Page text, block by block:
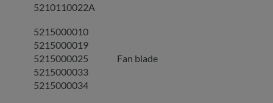
5210110022A
5215000010
5215000019
5215000025
5215000033
5215000034
Fan blade